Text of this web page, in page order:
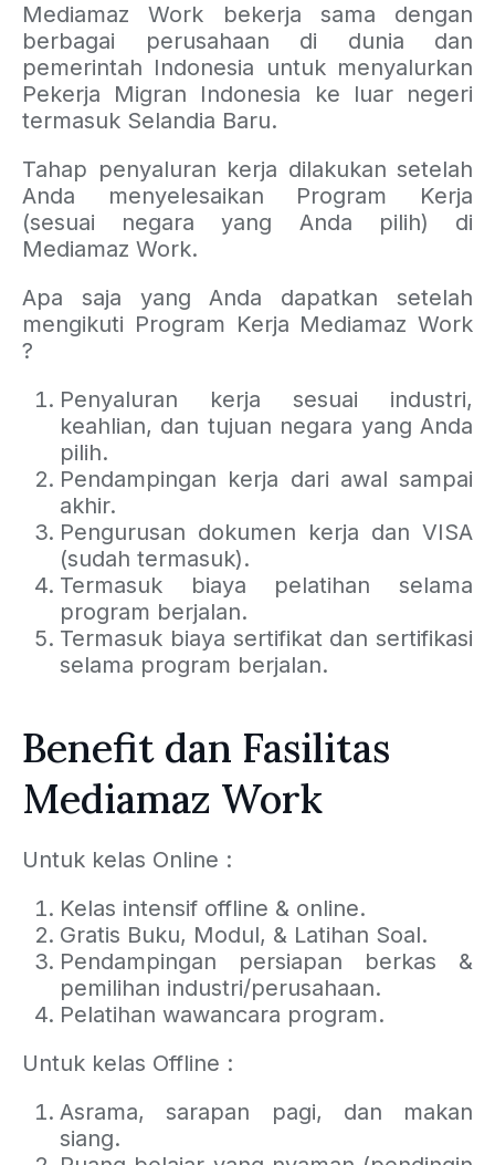
Mediamaz Work bekerja sama dengan
berbagai perusahaan di dunia dan
pemerintah Indonesia untuk menyalurkan
Pekerja Migran Indonesia ke luar negeri
termasuk Selandia Baru.
Tahap penyaluran kerja dilakukan setelah
Anda menyelesaikan Program Kerja
(sesuai negara yang Anda pilih) di
Mediamaz Work.
Apa saja yang Anda dapatkan setelah
mengikuti Program Kerja Mediamaz Work
?
Penyaluran kerja sesuai industri,
keahlian, dan tujuan negara yang Anda
pilih.
Pendampingan kerja dari awal sampai
akhir.
Pengurusan dokumen kerja dan VISA
(sudah termasuk).
Termasuk biaya pelatihan selama
program berjalan.
Termasuk biaya sertifikat dan sertifikasi
selama program berjalan.
Benefit dan Fasilitas
Mediamaz Work
Untuk kelas Online :
Kelas intensif offline & online.
Gratis Buku, Modul, & Latihan Soal.
Pendampingan persiapan berkas &
pemilihan industri/perusahaan.
Pelatihan wawancara program.
Untuk kelas Offline :
Asrama, sarapan pagi, dan makan
siang.